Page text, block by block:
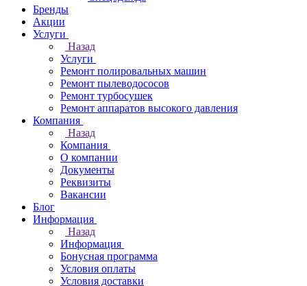
Бренды
Акции
Услуги
Назад
Услуги
Ремонт полировальных машин
Ремонт пылеводососов
Ремонт турбосушек
Ремонт аппаратов высокого давления
Компания
Назад
Компания
О компании
Документы
Реквизиты
Вакансии
Блог
Информация
Назад
Информация
Бонусная программа
Условия оплаты
Условия доставки